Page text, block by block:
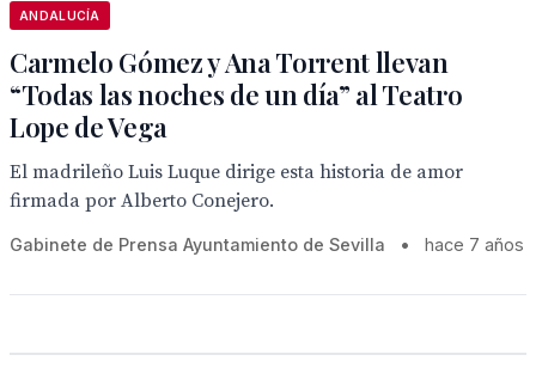
ANDALUCÍA
Carmelo Gómez y Ana Torrent llevan
“Todas las noches de un día” al Teatro
Lope de Vega
El madrileño Luis Luque dirige esta historia de amor
firmada por Alberto Conejero.
Gabinete de Prensa Ayuntamiento de Sevilla • hace 7 años